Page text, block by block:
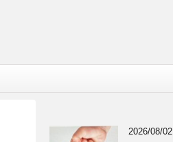
2026/08/02